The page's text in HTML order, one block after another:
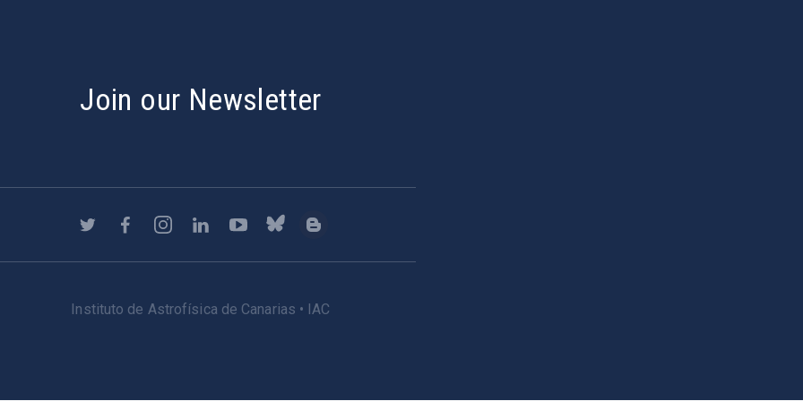
Join our Newsletter
Instituto de Astrofísica de Canarias • IAC